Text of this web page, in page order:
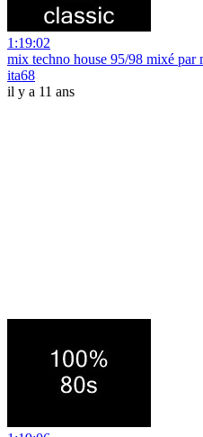
1:19:02
mix techno house 95/98 mixé par
ita68
il y a 11 ans